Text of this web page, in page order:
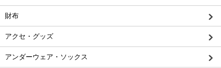
財布
アクセ・グッズ
アンダーウェア・ソックス